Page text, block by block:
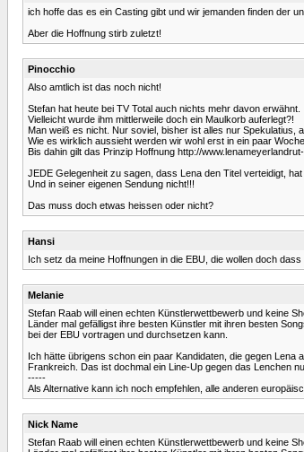
ich hoffe das es ein Casting gibt und wir jemanden finden der
Aber die Hoffnung stirb zuletzt!
Pinocchio
Also amtlich ist das noch nicht!
Stefan hat heute bei TV Total auch nichts mehr davon erwähnt.
Vielleicht wurde ihm mittlerweile doch ein Maulkorb auferlegt?!
Man weiß es nicht. Nur soviel, bisher ist alles nur Spekulatius,
Wie es wirklich aussieht werden wir wohl erst in ein paar
Bis dahin gilt das Prinzip Hoffnung http://
JEDE Gelegenheit zu sagen, dass Lena den Titel verteidigt, hat
Und in seiner eigenen Sendung nicht!!!
Das muss doch etwas heissen oder nicht?
Hansi
Ich setz da meine Hoffnungen in die EBU, die wollen doch
Melanie
Stefan Raab will einen echten Künstlerwettbewerb und keine
Länder mal gefälligst ihre besten Künstler mit ihren besten
bei der EBU vortragen und durchsetzen kann.
Ich hätte übrigens schon ein paar Kandidaten, die gegen
Frankreich. Das ist dochmal ein Line-Up gegen das Lenchen
-----
Als Alternative kann ich noch empfehlen, alle anderen
Nick Name
Stefan Raab will einen echten Künstlerwettbewerb und keine